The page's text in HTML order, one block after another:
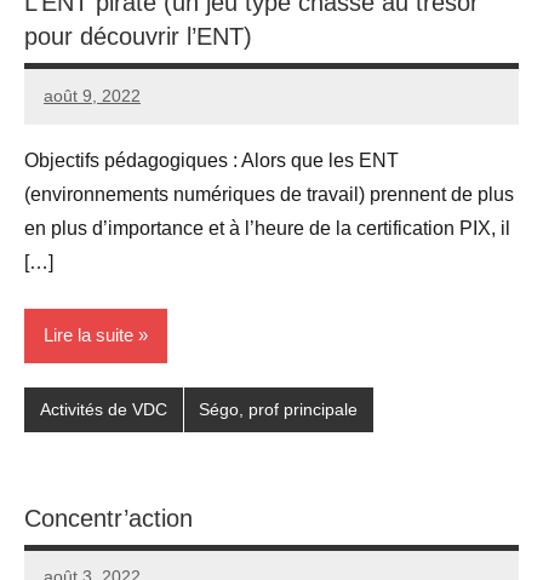
pour découvrir l’ENT)
août 9, 2022
Seg0_La_Vraie
Aucun
Objectifs pédagogiques : Alors que les ENT
(environnements numériques de travail) prennent de plus
en plus d’importance et à l’heure de la certification PIX, il
[…]
Lire la suite
Activités de VDC Ségo, prof principale
Concentr’action